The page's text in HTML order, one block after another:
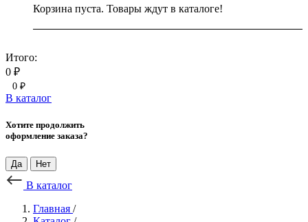
Корзина пуста. Товары ждут в каталоге!
Итого:
0 ₽
0 ₽
В каталог
Хотите продолжить
оформление заказа?
Да Нет
В каталог
Главная /